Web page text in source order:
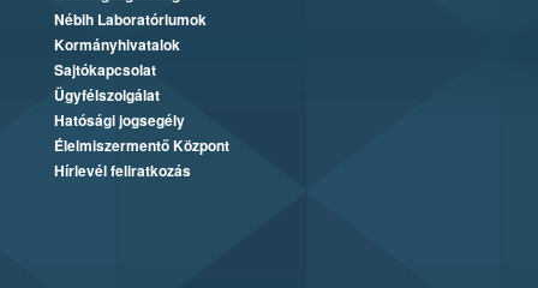
Nébih Laboratóriumok
Kormányhivatalok
Sajtókapcsolat
Ügyfélszolgálat
Hatósági jogsegély
Élelmiszermentő Központ
Hírlevél feliratkozás